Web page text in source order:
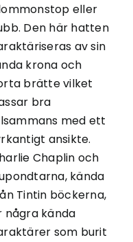
eller
Den här hatten
av sin
krona och
brätte vilket
bra
med ett
ansikte.
Chaplin och
kända
Tintin böckerna,
några kända
som burit